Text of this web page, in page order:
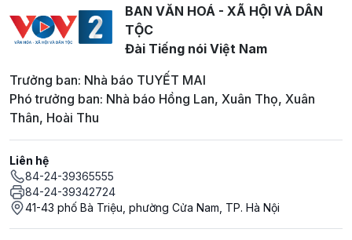
BAN VĂN HOÁ - XÃ HỘI VÀ DÂN
TỘC
Đài Tiếng nói Việt Nam
Trưởng ban: Nhà báo TUYẾT MAI
Phó trưởng ban: Nhà báo Hồng Lan, Xuân Thọ, Xuân
Thân, Hoài Thu
Liên hệ
84-24-39365555
84-24-39342724
41-43 phố Bà Triệu, phường Cửa Nam, TP. Hà Nội